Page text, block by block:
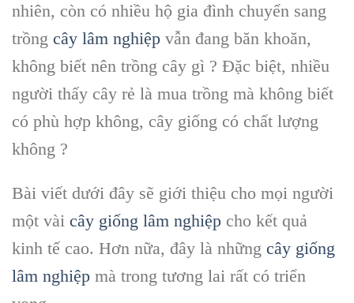
nhiên, còn có nhiều hộ gia đình chuyển sang
trồng cây lâm nghiệp vẫn đang băn khoăn,
không biết nên trồng cây gì ? Đặc biệt, nhiều
người thấy cây rẻ là mua trồng mà không biết
có phù hợp không, cây giống có chất lượng
không ?
Bài viết dưới đây sẽ giới thiệu cho mọi người
một vài cây giống lâm nghiệp cho kết quả
kinh tế cao. Hơn nữa, đây là những cây giống
lâm nghiệp mà trong tương lai rất có triển